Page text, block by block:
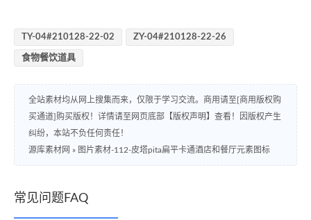
TY-04#210128-22-02 ZY-04#210128-22-26
食物餐饮道具
全站素材均从网上搜集而来，仅限于学习交流。商用请至[商用版权购
买通道]购买版权！详情请至网页底部【版权声明】查看！因版权产生
纠纷，本站不负任何责任！
源库素材网 » 图片素材-112-皮塔pita扁平卡通酒店和餐厅元素图标
常见问题FAQ